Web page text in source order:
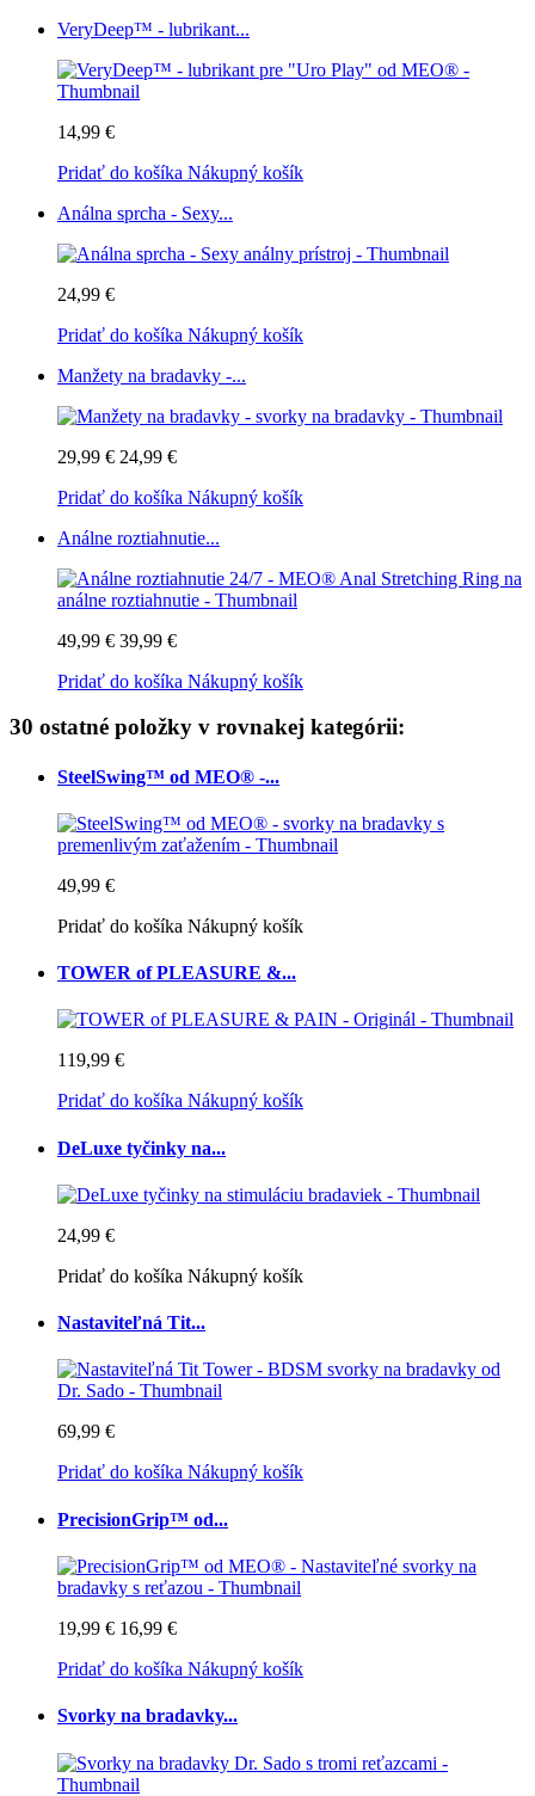
VeryDeep™ - lubrikant...
14,99 €
Pridať do košíka Nákupný košík
Análna sprcha - Sexy...
24,99 €
Pridať do košíka Nákupný košík
Manžety na bradavky -...
29,99 € 24,99 €
Pridať do košíka Nákupný košík
Análne roztiahnutie...
49,99 € 39,99 €
Pridať do košíka Nákupný košík
30 ostatné položky v rovnakej kategórii:
SteelSwing™ od MEO® -...
49,99 €
Pridať do košíka Nákupný košík
TOWER of PLEASURE &...
119,99 €
Pridať do košíka Nákupný košík
DeLuxe tyčinky na...
24,99 €
Pridať do košíka Nákupný košík
Nastaviteľná Tit...
69,99 €
Pridať do košíka Nákupný košík
PrecisionGrip™ od...
19,99 € 16,99 €
Pridať do košíka Nákupný košík
Svorky na bradavky...